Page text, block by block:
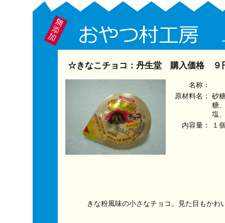
☆きなこチョコ：丹生堂 購入価格 ９
名称：
原材料名：
砂
糖
塩
内容量：
１
きな粉風味の小さなチョコ。見た目もかわ